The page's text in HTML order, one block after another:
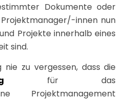
Dokumente oder
innen nun
Projekte innerhalb eines
sind.
zu vergessen, dass die
für das
Projektmanagement